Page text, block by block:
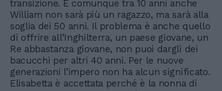
transizione. E comunque tra 10 anni anche
William non sarà più un ragazzo, ma sarà alla
soglia dei 50 anni. Il problema è anche quello
di offrire all’Inghilterra, un paese giovane, un
Re abbastanza giovane, non puoi dargli dei
bacucchi per altri 40 anni. Per le nuove
generazioni l’impero non ha alcun significato.
Elisabetta è accettata perché è la nonna di